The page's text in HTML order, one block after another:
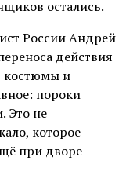
остались.
России Андрей
действия
костюмы и
пороки
Это не
которое
при дворе